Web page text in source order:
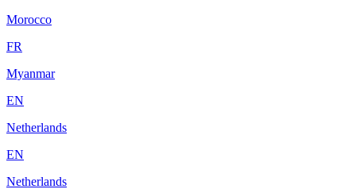
Morocco
FR
Myanmar
EN
Netherlands
EN
Netherlands